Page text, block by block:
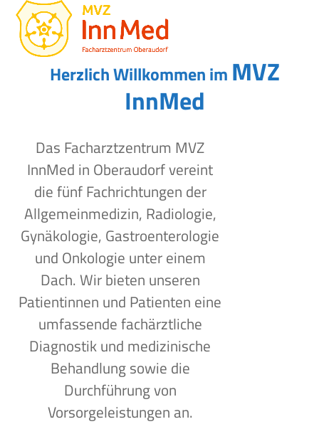
Skip
content
Open
mobile
menu
Close
mobile
menu
Herzlich Willkommen im MVZ
InnMed
Das Facharztzentrum MVZ
InnMed in Oberaudorf vereint
die fünf Fachrichtungen der
Allgemeinmedizin, Radiologie,
Gynäkologie, Gastroenterologie
und Onkologie unter einem
Dach. Wir bieten unseren
Patientinnen und Patienten eine
umfassende fachärztliche
Diagnostik und medizinische
Behandlung sowie die
Durchführung von
Vorsorgeleistungen an.